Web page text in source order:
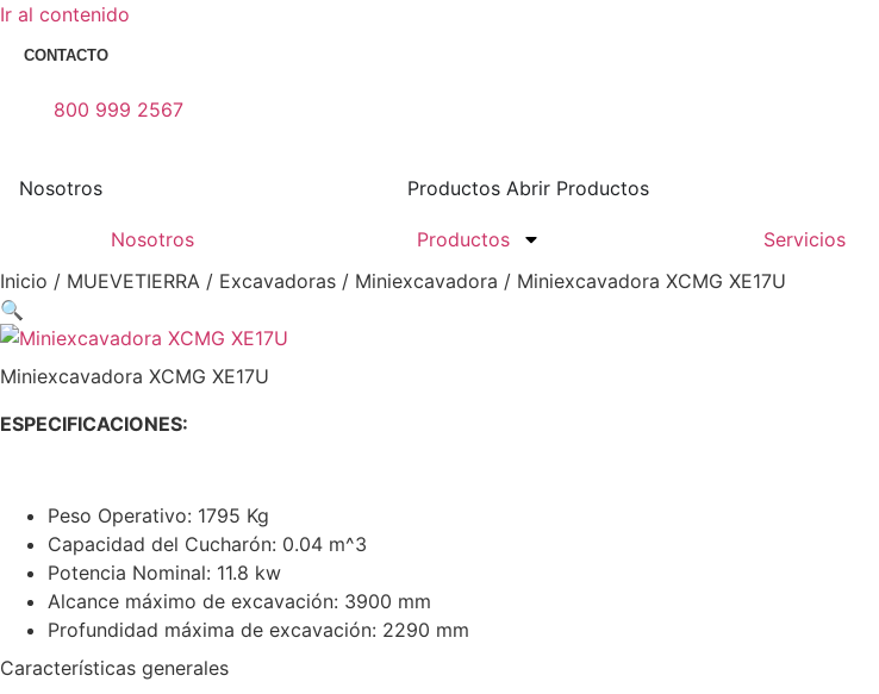
Ir al contenido
CONTACTO
800 999 2567
Nosotros Productos Abrir Productos
Nosotros Productos Servicios
Inicio / MUEVETIERRA / Excavadoras / Miniexcavadora / Miniexcavadora XCMG XE17U
🔍
Miniexcavadora XCMG XE17U
ESPECIFICACIONES:
Peso Operativo: 1795 Kg
Capacidad del Cucharón: 0.04 m^3
Potencia Nominal: 11.8 kw
Alcance máximo de excavación: 3900 mm
Profundidad máxima de excavación: 2290 mm
Características generales